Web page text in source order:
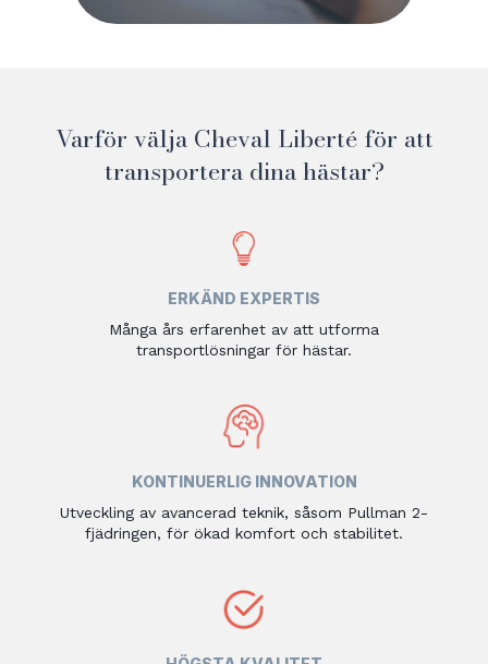
Varför välja Cheval Liberté för att
transportera dina hästar?
ERKÄND EXPERTIS
Många års erfarenhet av att utforma
transportlösningar för hästar.
KONTINUERLIG INNOVATION
Utveckling av avancerad teknik, såsom Pullman 2-
fjädringen, för ökad komfort och stabilitet.